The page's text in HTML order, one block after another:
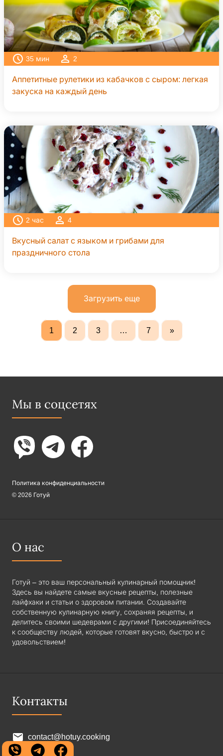
35 мин 2
Аппетитные рулетики из кабачков с сыром: легкая
закуска на каждый день
2 час 4
Вкусный салат с языком и грибами для
праздничного стола
Загрузить еще
1 2 3 … 7 »
Мы в соцсетях
Политика конфиденциальности
© 2026 Готуй
О нас
Готуй – это ваш персональный кулинарный помощник!
Здесь вы найдете самые вкусные рецепты, полезные
лайфхаки и статьи о здоровом питании. Создавайте
собственную кулинарную книгу, сохраняя рецепты, и
делитесь своими шедеврами с другими! Присоединяйтесь
к сообществу людей, которые готовят вкусно, быстро и с
удовольствием!
Контакты
contact@hotuy.cooking